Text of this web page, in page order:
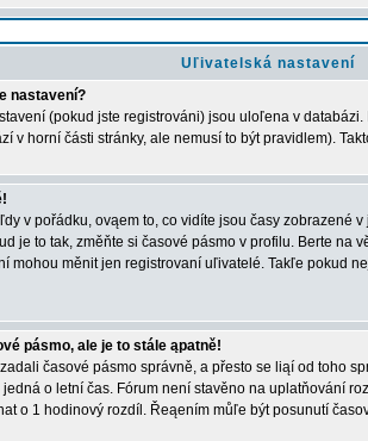
Uľivatelská nastavení
nastavení?
(pokud jste registrováni) jsou uloľena v
v horní části stránky, ale nemusí to být pravidlem).
v pořádku, ovąem to, co vidíte jsou časy zobrazené
je to tak, změňte si časové pásmo v profilu. Berte na
mohou měnit jen registrovaní uľivatelé. Takľe pokud
pásmo, ale je to stále ąpatně!
časové pásmo správně, a přesto se liąí od toho
o letní čas. Fórum není stavěno na uplatňování
o 1 hodinový rozdíl. Řeąením můľe být posunutí